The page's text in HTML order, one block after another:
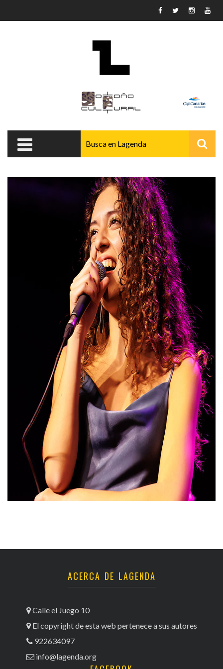
ACERCA DE LAGENDA
Calle el Juego 10
El copyright de esta web pertenece a sus autores
922634097
info@lagenda.org